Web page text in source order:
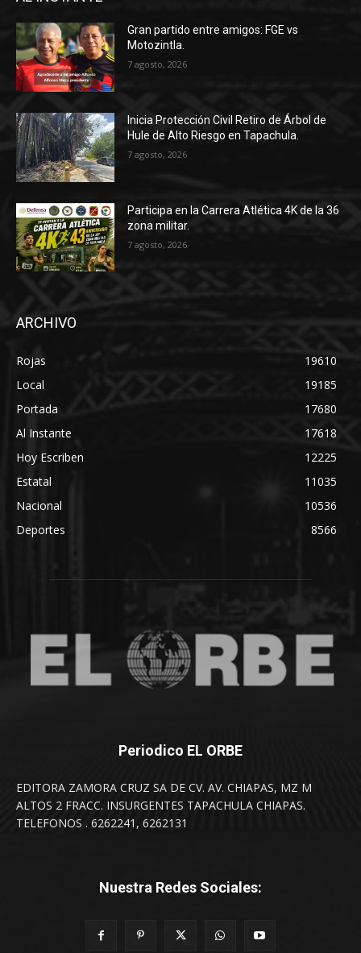
Gran partido entre amigos: FGE vs
Motozintla.
7 agosto, 2026
Inicia Protección Civil Retiro de Árbol de
Hule de Alto Riesgo en Tapachula.
7 agosto, 2026
Participa en la Carrera Atlética 4K de la 36
zona militar.
7 agosto, 2026
ARCHIVO
Rojas
19610
Local
19185
Portada
17680
Al Instante
17618
Hoy Escriben
12225
Estatal
11035
Nacional
10536
Deportes
8566
Periodico EL ORBE
EDITORA ZAMORA CRUZ SA DE CV. AV. CHIAPAS, MZ M
ALTOS 2 FRACC. INSURGENTES TAPACHULA CHIAPAS.
TELEFONOS . 6262241, 6262131
Nuestra Redes Sociales: